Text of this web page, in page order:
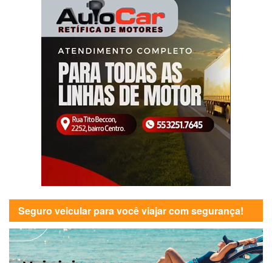
Seguro veicular para você viajar com segurança!